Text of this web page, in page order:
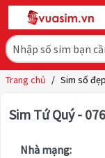
Trang chủ / Sim số
Sim Tứ Quý -
Nhà mạng: